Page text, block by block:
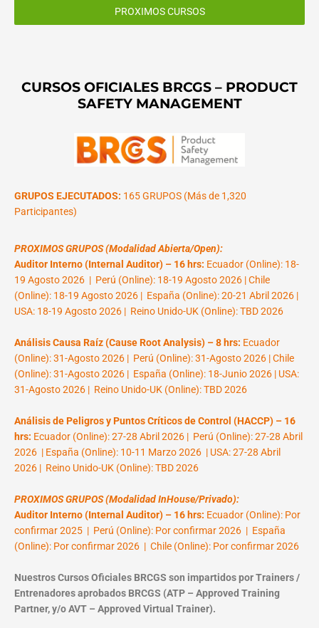
PROXIMOS CURSOS
CURSOS OFICIALES BRCGS – PRODUCT
SAFETY MANAGEMENT
GRUPOS EJECUTADOS: 165 GRUPOS (Más de 1,320
Participantes)
PROXIMOS GRUPOS (Modalidad Abierta/Open):
Auditor Interno (Internal Auditor) – 16 hrs: Ecuador (Online): 18-
19 Agosto 2026 | Perú (Online): 18-19 Agosto 2026 | Chile
(Online): 18-19 Agosto 2026 | España (Online): 20-21 Abril 2026 |
USA: 18-19 Agosto 2026 | Reino Unido-UK (Online): TBD 2026
Análisis Causa Raíz (Cause Root Analysis) – 8 hrs: Ecuador
(Online): 31-Agosto 2026 | Perú (Online): 31-Agosto 2026 | Chile
(Online): 31-Agosto 2026 | España (Online): 18-Junio 2026 | USA:
31-Agosto 2026 | Reino Unido-UK (Online): TBD 2026
Análisis de Peligros y Puntos Críticos de Control (HACCP) – 16
hrs: Ecuador (Online): 27-28 Abril 2026 | Perú (Online): 27-28 Abril
2026 | España (Online): 10-11 Marzo 2026 | USA: 27-28 Abril
2026 | Reino Unido-UK (Online): TBD 2026
PROXIMOS GRUPOS (Modalidad InHouse/Privado):
Auditor Interno (Internal Auditor) – 16 hrs: Ecuador (Online): Por
confirmar 2025 | Perú (Online): Por confirmar 2026 | España
(Online): Por confirmar 2026 | Chile (Online): Por confirmar 2026
Nuestros Cursos Oficiales BRCGS son impartidos por Trainers /
Entrenadores aprobados BRCGS (ATP – Approved Training
Partner, y/o AVT – Approved Virtual Trainer).